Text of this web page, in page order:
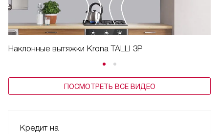
Наклонные вытяжки Krona TALLI 3P
ПОСМОТРЕТЬ ВСЕ ВИДЕО
Кредит на